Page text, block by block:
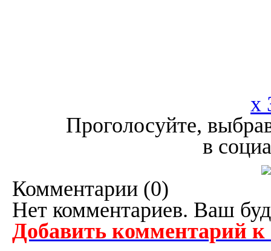
x
Проголосуйте,
в
Комментарии (0)
Нет комментариев. Ваш
Добавить комментарий к